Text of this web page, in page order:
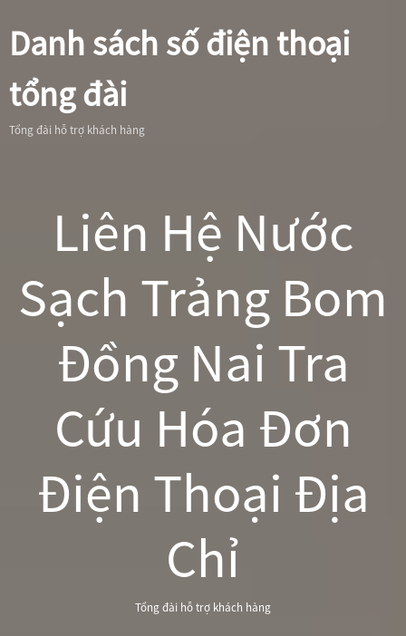
Danh sách số điện thoại
tổng đài
Tổng đài hỗ trợ khách hàng
Liên Hệ Nước
Sạch Trảng Bom
Đồng Nai Tra
Cứu Hóa Đơn
Điện Thoại Địa
Chỉ
Tổng đài hỗ trợ khách hàng